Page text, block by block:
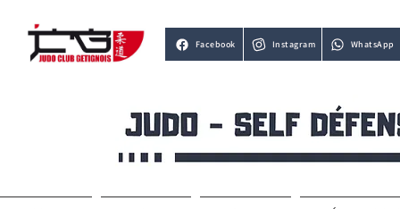
Facebook Instagram WhatsApp